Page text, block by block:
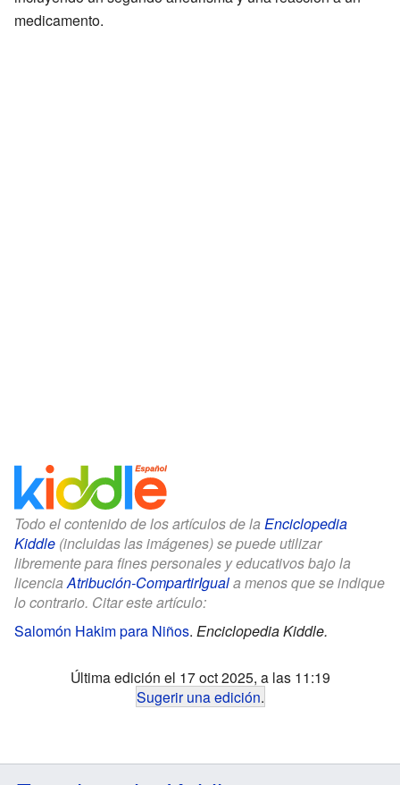
medicamento.
Todo el contenido de los artículos de la Enciclopedia
Kiddle (incluidas las imágenes) se puede utilizar
libremente para fines personales y educativos bajo la
licenciaAtribución-CompartirIguala menos que se indique
lo contrario. Citar este artículo:
Salomón Hakim para Niños. Enciclopedia Kiddle.
Última edición el 17 oct 2025, a las 11:19
Sugerir una edición.